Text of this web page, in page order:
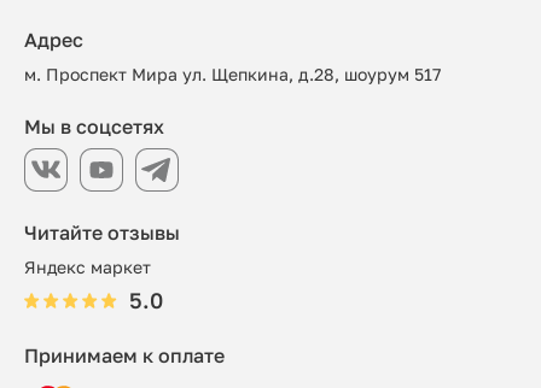
Читайте отзывы
Яндекс маркет
5.0
Адрес
м. Проспект Мира ул. Щепкина, д.28, шоурум 517
Принимаем к оплате
Мы в соцсетях